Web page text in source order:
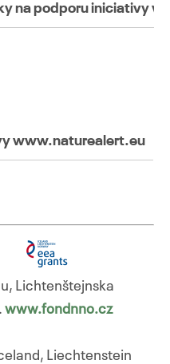
na podporu iniciativy
www.naturealert.eu
Lichtenštejnska
www.fondnno.cz
Liechtenstein